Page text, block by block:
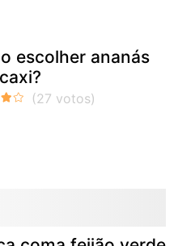
escolher ananás